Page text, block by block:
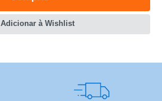
Adicionar à Wishlist